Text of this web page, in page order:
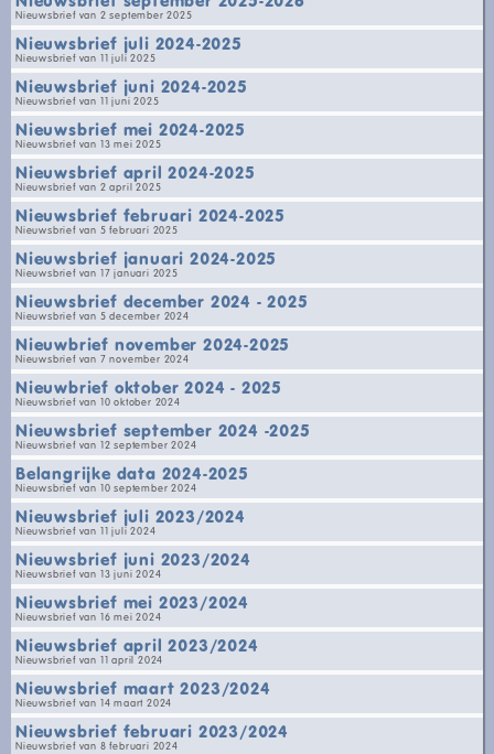
Nieuwsbrief van 2 september 2025
Nieuwsbrief juli 2024-2025
Nieuwsbrief van 11 juli 2025
Nieuwsbrief juni 2024-2025
Nieuwsbrief van 11 juni 2025
Nieuwsbrief mei 2024-2025
Nieuwsbrief van 13 mei 2025
Nieuwsbrief april 2024-2025
Nieuwsbrief van 2 april 2025
Nieuwsbrief februari 2024-2025
Nieuwsbrief van 5 februari 2025
Nieuwsbrief januari 2024-2025
Nieuwsbrief van 17 januari 2025
Nieuwsbrief december 2024 - 2025
Nieuwsbrief van 5 december 2024
Nieuwbrief november 2024-2025
Nieuwsbrief van 7 november 2024
Nieuwbrief oktober 2024 - 2025
Nieuwsbrief van 10 oktober 2024
Nieuwsbrief september 2024 -2025
Nieuwsbrief van 12 september 2024
Belangrijke data 2024-2025
Nieuwsbrief van 10 september 2024
Nieuwsbrief juli 2023/2024
Nieuwsbrief van 11 juli 2024
Nieuwsbrief juni 2023/2024
Nieuwsbrief van 13 juni 2024
Nieuwsbrief mei 2023/2024
Nieuwsbrief van 16 mei 2024
Nieuwsbrief april 2023/2024
Nieuwsbrief van 11 april 2024
Nieuwsbrief maart 2023/2024
Nieuwsbrief van 14 maart 2024
Nieuwsbrief februari 2023/2024
Nieuwsbrief van 8 februari 2024